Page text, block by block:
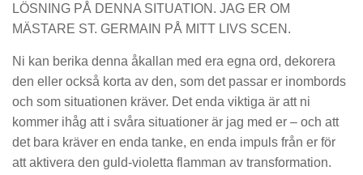
LÖSNING PÅ DENNA SITUATION. JAG ER OM
MÄSTARE ST. GERMAIN PÅ MITT LIVS SCEN.
Ni kan berika denna åkallan med era egna ord, dekorera
den eller också korta av den, som det passar er inombords
och som situationen kräver. Det enda viktiga är att ni
kommer ihåg att i svåra situationer är jag med er – och att
det bara kräver en enda tanke, en enda impuls från er för
att aktivera den guld-violetta flamman av transformation.